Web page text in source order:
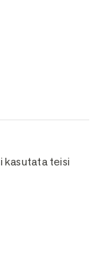
kasutata teisi